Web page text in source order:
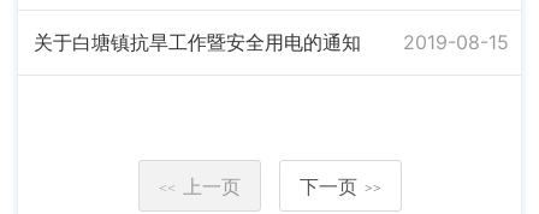
关于白塘镇抗旱工作暨安全用电的通知 2019-08-15
<< 上一页 下一页 >>